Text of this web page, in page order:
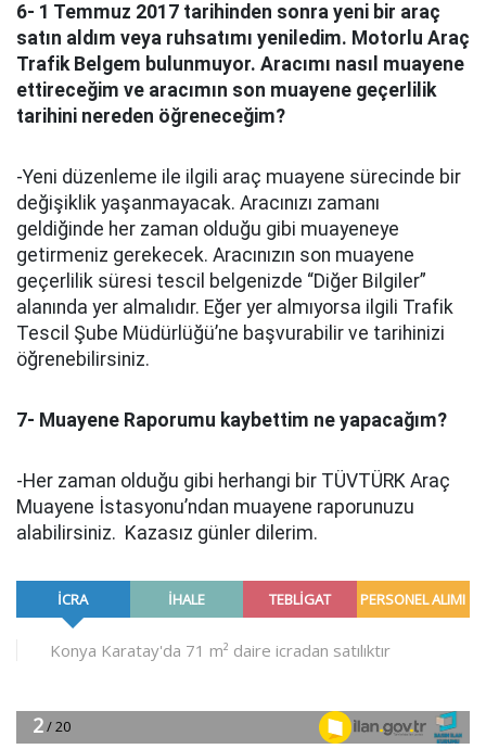
6- 1 Temmuz 2017 tarihinden sonra yeni bir araç
satın aldım veya ruhsatımı yeniledim. Motorlu Araç
Trafik Belgem bulunmuyor. Aracımı nasıl muayene
ettireceğim ve aracımın son muayene geçerlilik
tarihini nereden öğreneceğim?
-Yeni düzenleme ile ilgili araç muayene sürecinde bir
değişiklik yaşanmayacak. Aracınızı zamanı
geldiğinde her zaman olduğu gibi muayeneye
getirmeniz gerekecek. Aracınızın son muayene
geçerlilik süresi tescil belgenizde “Diğer Bilgiler”
alanında yer almalıdır. Eğer yer almıyorsa ilgili Trafik
Tescil Şube Müdürlüğü’ne başvurabilir ve tarihinizi
öğrenebilirsiniz.
7- Muayene Raporumu kaybettim ne yapacağım?
-Her zaman olduğu gibi herhangi bir TÜVTÜRK Araç
Muayene İstasyonu’ndan muayene raporunuzu
alabilirsiniz. Kazasız günler dilerim.